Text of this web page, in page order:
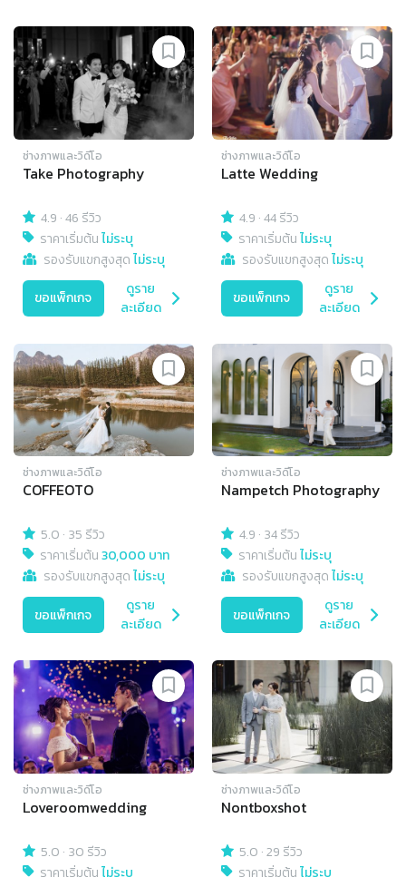
ช่างภาพและวิดีโอ
Take Photography
4.9 ·46 รีวิว
ราคาเริ่มต้นไม่ระบุ
รองรับแขกสูงสุดไม่ระบุ
ขอแพ็กเกจ
ดูราย
ละเอียด
ช่างภาพและวิดีโอ
Latte Wedding
4.9 ·44 รีวิว
ราคาเริ่มต้นไม่ระบุ
รองรับแขกสูงสุดไม่ระบุ
ขอแพ็กเกจ
ดูราย
ละเอียด
ช่างภาพและวิดีโอ
COFFEOTO
5.0 · 35 รีวิว
ราคาเริ่มต้น30,000 บาท
รองรับแขกสูงสุดไม่ระบุ
ขอแพ็กเกจ
ดูราย
ละเอียด
ช่างภาพและวิดีโอ
Nampetch Photography
4.9 · 34 รีวิว
ราคาเริ่มต้นไม่ระบุ
รองรับแขกสูงสุดไม่ระบุ
ขอแพ็กเกจ
ดูราย
ละเอียด
ช่างภาพและวิดีโอ
Loveroomwedding
5.0 · 30 รีวิว
ราคาเริ่มต้นไม่ระบุ
ช่างภาพและวิดีโอ
Nontboxshot
5.0 ·29 รีวิว
ราคาเริ่มต้นไม่ระบุ